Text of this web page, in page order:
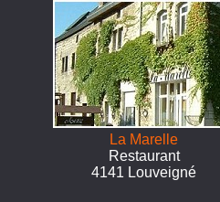
La Marelle
Restaurant
4141 Louveigné